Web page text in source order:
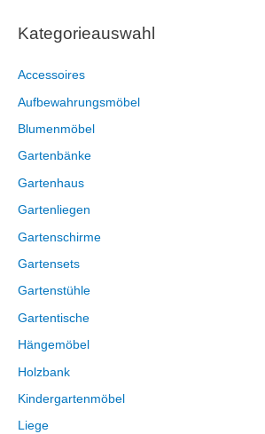
Kategorieauswahl
Accessoires
Aufbewahrungsmöbel
Blumenmöbel
Gartenbänke
Gartenhaus
Gartenliegen
Gartenschirme
Gartensets
Gartenstühle
Gartentische
Hängemöbel
Holzbank
Kindergartenmöbel
Liege